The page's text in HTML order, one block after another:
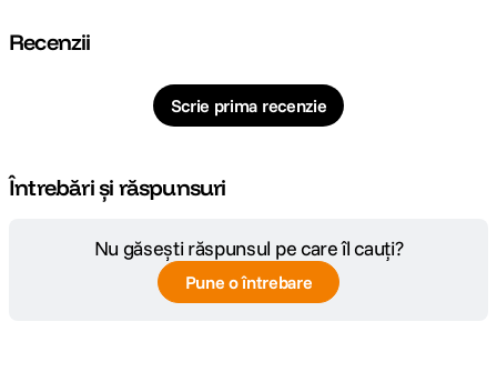
Recenzii
Scrie prima recenzie
Întrebări și răspunsuri
Nu găsești răspunsul pe care îl cauți?
Pune o întrebare